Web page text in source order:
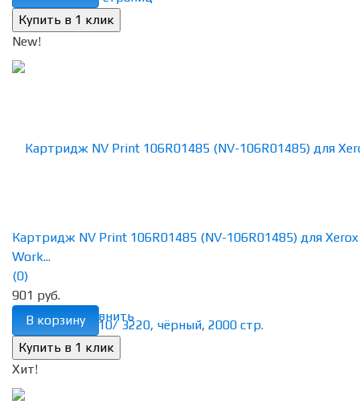
New!
избранное сравнить
Картридж NV Print 106R01485 (NV-106R01485) для Xerox
Work...
(0)
901 руб.
В корзину
Хит!